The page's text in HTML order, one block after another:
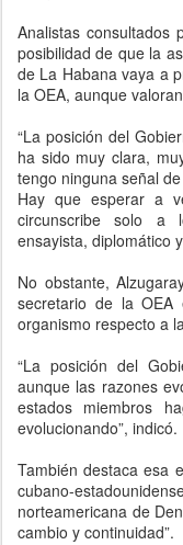
Analistas consultados
posibilidad de que la
de La Habana vaya a
la OEA, aunque
“La posición del
ha sido muy clara,
tengo ninguna señal
Hay que esperar a
circunscribe solo a
ensayista, diplomático
No obstante,
secretario de la
organismo respecto a
“La posición del
aunque las razones
estados miembros
evolucionando”, indicó.
También destaca esa
cubano-
norteamericana de
cambio y continuidad”.